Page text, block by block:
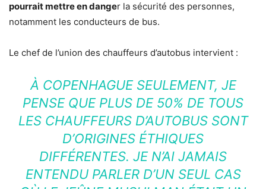
pourrait mettre en danger la sécurité des personnes,
notamment les conducteurs de bus.
Le chef de l’union des chauffeurs d’autobus intervient :
À COPENHAGUE SEULEMENT, JE
PENSE QUE PLUS DE 50% DE TOUS
LES CHAUFFEURS D’AUTOBUS SONT
D’ORIGINES ÉTHIQUES
DIFFÉRENTES. JE N’AI JAMAIS
ENTENDU PARLER D’UN SEUL CAS